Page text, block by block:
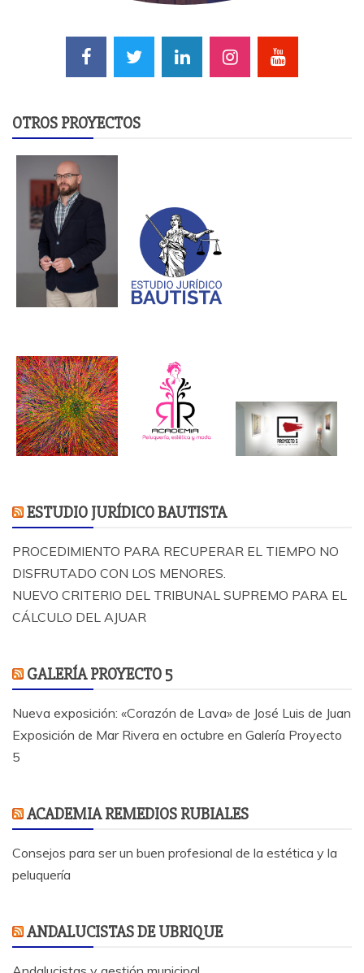
OTROS PROYECTOS
ESTUDIO JURÍDICO BAUTISTA
PROCEDIMIENTO PARA RECUPERAR EL TIEMPO NO
DISFRUTADO CON LOS MENORES.
NUEVO CRITERIO DEL TRIBUNAL SUPREMO PARA EL
CÁLCULO DEL AJUAR
GALERÍA PROYECTO 5
Nueva exposición: «Corazón de Lava» de José Luis de Juan
Exposición de Mar Rivera en octubre en Galería Proyecto
5
ACADEMIA REMEDIOS RUBIALES
Consejos para ser un buen profesional de la estética y la
peluquería
ANDALUCISTAS DE UBRIQUE